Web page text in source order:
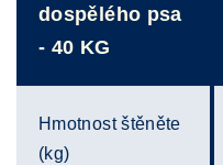
dospělého psa
- 40 KG
Hmotnost štěněte
(kg)